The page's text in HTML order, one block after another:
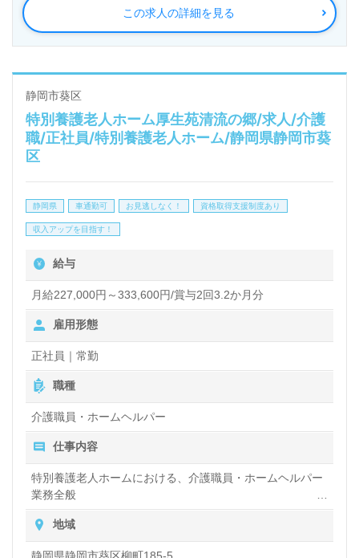
この求人の詳細を見る
静岡市葵区
特別養護老人ホーム厚生苑清流の郷/求人/介護
職/正社員/特別養護老人ホーム/静岡県静岡市葵
区
静岡県 車通勤可 お見逃しなく！ 資格取得支援制度あり
収入アップを目指す！
給与
月給227,000円～333,600円/賞与2回3.2か月分
雇用形態
正社員｜常勤
職種
介護職員・ホームヘルパー
仕事内容
特別養護老人ホームにおける、介護職員・ホームヘルパー
業務全般
入浴や排せつ、食事などの身体的サポートや、買い物や掃
除、洗濯など日常生活のサポートなど
地域